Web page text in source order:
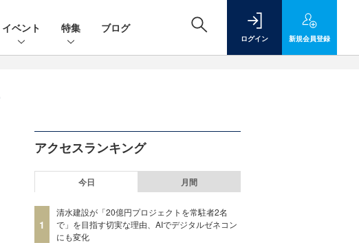
イベント 特集 ブログ
ログイン 新規会員登録
アクセスランキング
今日 月間
1
清水建設が「20億円プロジェクトを常駐者2名
で」を目指す切実な理由、AIでデジタルゼネコン
にも変化